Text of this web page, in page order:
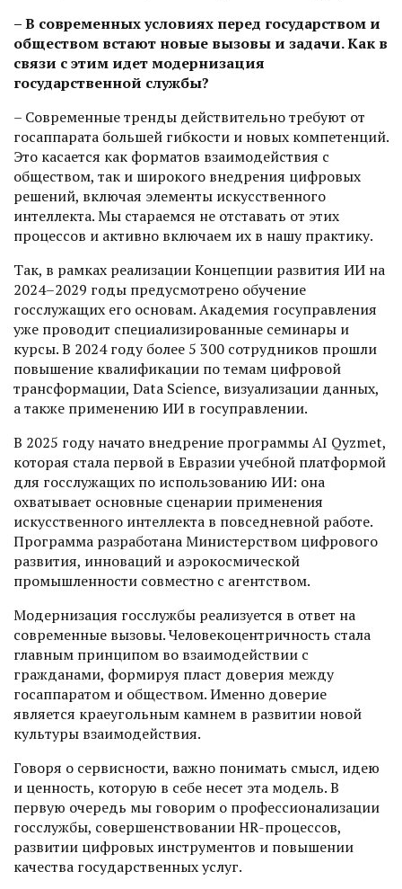
– В современных условиях перед государством и
обществом встают новые вызовы и задачи. Как в
связи с этим идет модернизация
государственной службы?
– Современные тренды действительно требуют от
госаппарата большей гибкости и новых компетенций.
Это касается как форматов взаимодействия с
обществом, так и широкого внедрения цифровых
решений, включая элементы искусственного
интеллекта. Мы стараемся не отставать от этих
процессов и активно включаем их в нашу практику.
Так, в рамках реализации Концепции развития ИИ на
2024–2029 годы предус­мотрено обучение
госслужащих его основам. Академия госуправления
уже проводит специализированные семинары и
курсы. В 2024 году более 5 300 сотрудников прошли
повышение квалификации по темам цифровой
трансформации, Data Science, визуализации данных,
а также применению ИИ в госуправлении.
В 2025 году начато внедрение программы AI Qyzmet,
которая стала первой в Евразии учебной платформой
для госслужащих по использованию ИИ: она
охватывает основные сценарии применения
искусственного интеллекта в повседневной работе.
Программа разработана Министерством цифрового
развития, инноваций и аэрокосмической
промышленности совместно с агентством.
Модернизация госслужбы реализуется в ответ на
современные вызовы. Человеко­центричность стала
главным принципом во взаимодействии с
гражданами, формируя пласт доверия между
госаппаратом и обществом. Именно доверие
является краеугольным камнем в развитии новой
культуры взаимодействия.
Говоря о сервисности, важно понимать смысл, идею
и ценность, которую в себе несет эта модель. В
первую очередь мы говорим о профессионализации
госслужбы, совершенствовании HR-процессов,
развитии цифровых инструментов и повышении
качества государственных услуг.